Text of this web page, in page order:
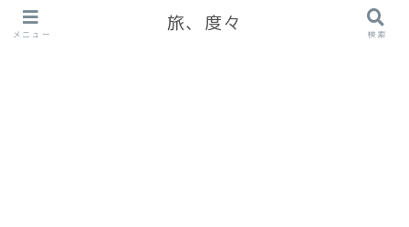
メニュー
旅、度々
検索